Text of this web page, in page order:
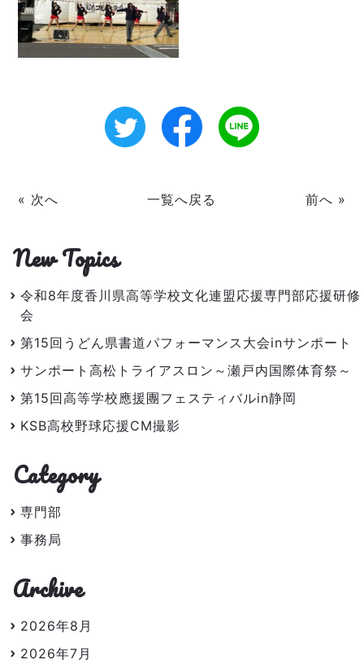
« 次へ 一覧へ戻る 前へ »
New Topics
令和8年度香川県高等学校文化連盟応援専門部応援研修
会
第15回うどん県書道パフォーマンス大会inサンポート
サンポート高松トライアスロン～瀬戸内国際体育祭～
第15回高等学校應援團フェスティバルin静岡
KSB高校野球応援CM撮影
Category
専門部
事務局
Archive
2026年8月
2026年7月